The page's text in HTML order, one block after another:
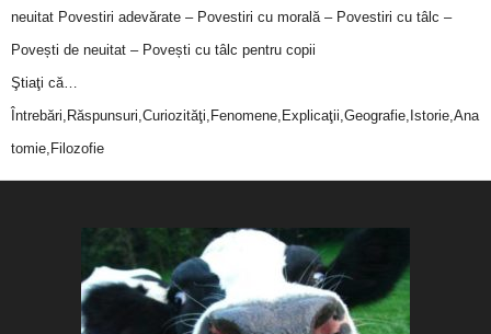
neuitat Povestiri adevărate – Povestiri cu morală – Povestiri cu tâlc –
Povești de neuitat – Povești cu tâlc pentru copii
Ştiaţi că…
Întrebări,Răspunsuri,Curiozităţi,Fenomene,Explicaţii,Geografie,Istorie,Ana
tomie,Filozofie